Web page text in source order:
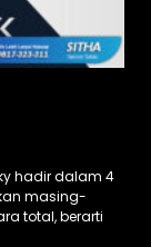
hadir dalam 4
masing-
total, berarti